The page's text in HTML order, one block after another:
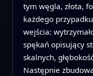
tym węgla, złota,
każdego
wejścia:
spękań opisujący
skalnych,
Następnie